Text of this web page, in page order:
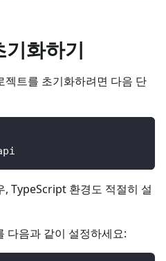
화하기
트를 초기화하려면 다음 단
TypeScript 환경도 적절히 설
다음과 같이 설정하세요: